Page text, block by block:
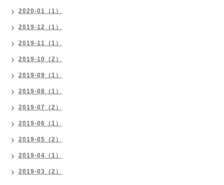
2020-01（1）
2019-12（1）
2019-11（1）
2019-10（2）
2019-09（1）
2019-08（1）
2019-07（2）
2019-06（1）
2019-05（2）
2019-04（1）
2019-03（2）